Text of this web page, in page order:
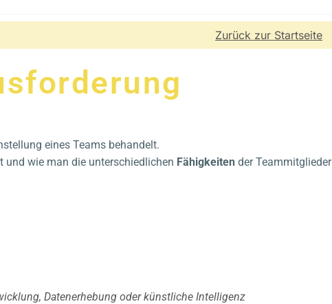
Zurück zur Startseite
eines Teams behandelt.
und wie man die unterschiedlichen Fähigkeiten der Teammitglieder
Datenerhebung oder künstliche Intelligenz